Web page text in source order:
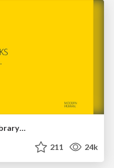
211 24k